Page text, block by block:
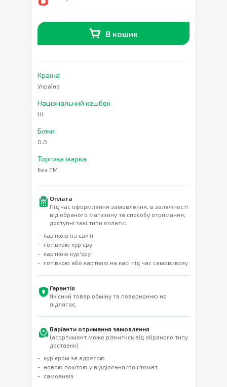
В кошик
Країна
Україна
Національний кешбек
Ні
Білки
0.0
Торгова марка
Без ТМ
Оплата
Під час оформлення замовлення, в залежності
від обраного магазину та способу отримання,
доступні такі типи оплати:
карткою на сайті
готівкою кур'єру
карткою кур'єру
готівкою або карткою на касі під час самовивозу
Гарантія
Якісний товар обміну та поверненню не
підлягає.
Варіанти отримання замовлення
(асортимент може різнитись від обраного типу
доставки)
кур'єром за адресою
новою поштою у відділення/поштомат
самовивіз